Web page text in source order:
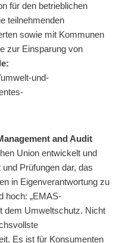
für den betrieblichen
teilnehmenden
sowie mit Kommunen
zur Einsparung von
und-
and Audit
Union entwickelt und
Prüfungen dar, das
in Eigenverantwortung zu
hoch: „EMAS-
dem Umweltschutz. Nicht
Es ist für Konsumenten